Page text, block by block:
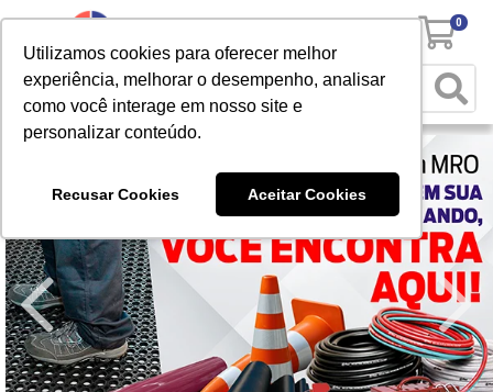
Utilizamos cookies para oferecer melhor
experiência, melhorar o desempenho, analisar
como você interage em nosso site e
personalizar conteúdo.
Recusar Cookies Aceitar Cookies
0